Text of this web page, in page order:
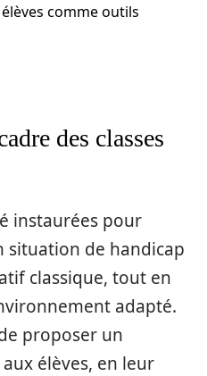
comme outils
des classes
instaurées pour
situation de handicap
classique, tout en
adapté.
proposer un
aux élèves, en leur